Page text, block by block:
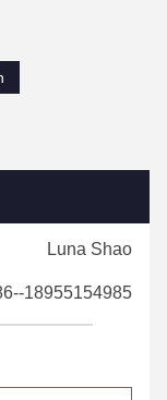
Luna Shao
18955154985